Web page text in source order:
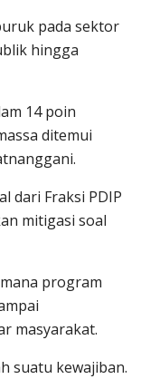
pada sektor
hingga
14 poin
ditemui
dari Fraksi PDIP
mitigasi soal
program
masyarakat.
suatu kewajiban.